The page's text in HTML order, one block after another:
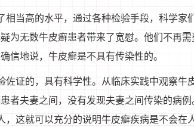
相当高的水平，通过各种检验手段，科学家
为无数牛皮癣患者带来了宽慰。他们不再
信地说，牛皮癣是不具有传染性的。
佐证的，具有科学性。从临床实践中观察牛
者夫妻之间，没有发现夫妻之间传染的病
这就可以充分的说明牛皮癣疾病是不会在